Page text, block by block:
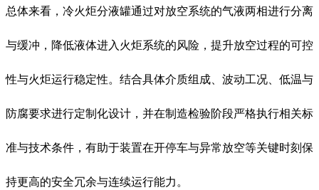
总体来看，冷火炬分液罐通过对放空系统的气液两相进行分离
与缓冲，降低液体进入火炬系统的风险，提升放空过程的可控
性与火炬运行稳定性。结合具体介质组成、波动工况、低温与
防腐要求进行定制化设计，并在制造检验阶段严格执行相关标
准与技术条件，有助于装置在开停车与异常放空等关键时刻保
持更高的安全冗余与连续运行能力。